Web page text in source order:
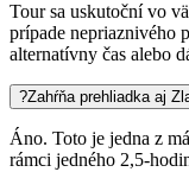
Tour sa uskutoční vo
prípade nepriaznivého
alternatívny čas alebo
?Zahŕňa prehliadka aj
Áno. Toto je jedna z
rámci jedného 2,5-